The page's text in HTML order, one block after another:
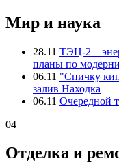
Мир и наука
28.11 ТЭЦ-2 –
планы по
06.11 "Спичку
залив Находка
06.11 Очередной
04
Отделка и